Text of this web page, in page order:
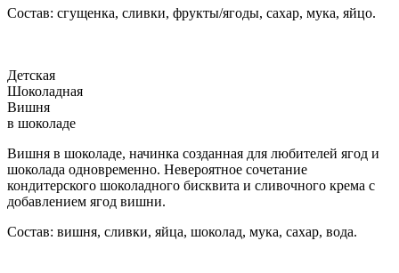
Состав: сгущенка, сливки, фрукты/ягоды, сахар, мука, яйцо.
Детская
Шоколадная
Вишня
в шоколаде
Вишня в шоколаде, начинка созданная для любителей ягод и
шоколада одновременно. Невероятное сочетание
кондитерского шоколадного бисквита и сливочного крема с
добавлением ягод вишни.
Состав: вишня, сливки, яйца, шоколад, мука, сахар, вода.